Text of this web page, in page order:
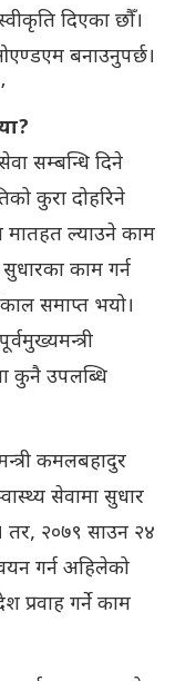
दिएका छौँ।
बनाउनुपर्छ।
सम्बन्धि दिने
कुरा दोहरिने
मातहत ल्याउने काम
काम गर्न
समाप्त भयो।
कुनै उपलब्धि
कमलबहादुर
सेवामा सुधार
तर, २०७९ साउन २४
गर्न अहिलेको
प्रवाह गर्ने काम